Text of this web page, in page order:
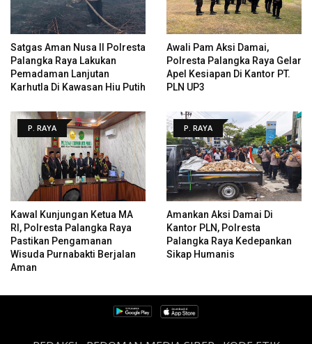
Satgas Aman Nusa II Polresta
Palangka Raya Lakukan
Pemadaman Lanjutan
Karhutla Di Kawasan Hiu Putih
Awali Pam Aksi Damai,
Polresta Palangka Raya Gelar
Apel Kesiapan Di Kantor PT.
PLN UP3
P. RAYA
Kawal Kunjungan Ketua MA
RI, Polresta Palangka Raya
Pastikan Pengamanan
Wisuda Purnabakti Berjalan
Aman
P. RAYA
Amankan Aksi Damai Di
Kantor PLN, Polresta
Palangka Raya Kedepankan
Sikap Humanis